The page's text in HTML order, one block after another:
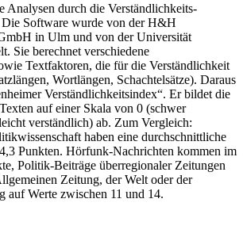
Analysen durch die Verständlichkeits-
Software wurde von der H&H
in Ulm und von der Universität
Sie berechnet verschiedene
Textfaktoren, die für die Verständlichkeit
Wortlängen, Schachtelsätze). Daraus
Verständlichkeitsindex“. Er bildet die
auf einer Skala von 0 (schwer
verständlich) ab. Zum Vergleich:
haben eine durchschnittliche
Punkten. Hörfunk-Nachrichten kommen im
Politik-Beiträge überregionaler Zeitungen
Zeitung, der Welt oder der
auf Werte zwischen 11 und 14.